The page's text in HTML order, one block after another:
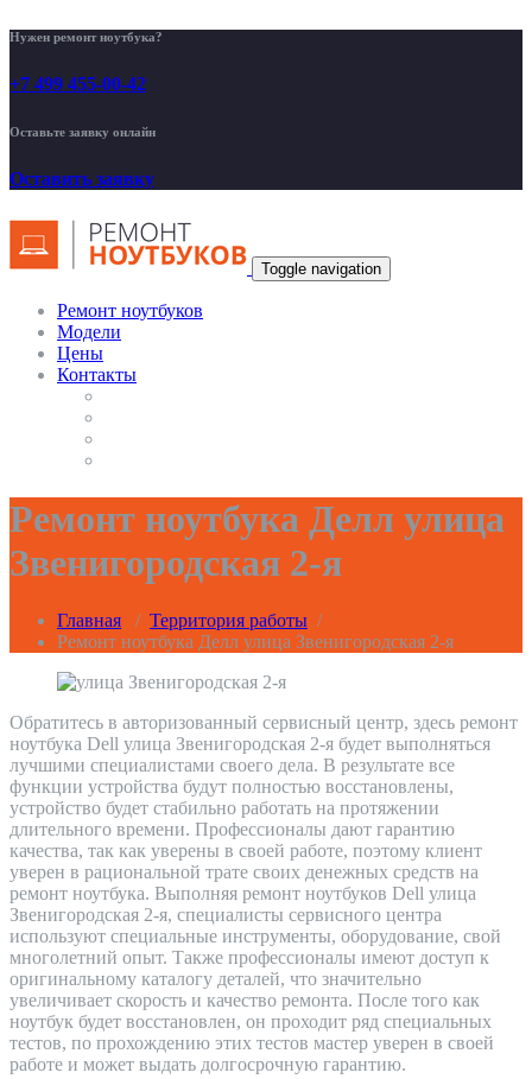
Нужен ремонт ноутбука?
+7 499 455-00-42
Оставьте заявку онлайн
Оставить заявку
Toggle navigation
Ремонт ноутбуков
Модели
Цены
Контакты
Ремонт ноутбука Делл улица
Звенигородская 2-я
Главная / Территория работы /
Ремонт ноутбука Делл улица Звенигородская 2-я
Обратитесь в авторизованный сервисный центр, здесь ремонт
ноутбука Dell улица Звенигородская 2-я будет выполняться
лучшими специалистами своего дела. В результате все
функции устройства будут полностью восстановлены,
устройство будет стабильно работать на протяжении
длительного времени. Профессионалы дают гарантию
качества, так как уверены в своей работе, поэтому клиент
уверен в рациональной трате своих денежных средств на
ремонт ноутбука. Выполняя ремонт ноутбуков Dell улица
Звенигородская 2-я, специалисты сервисного центра
используют специальные инструменты, оборудование, свой
многолетний опыт. Также профессионалы имеют доступ к
оригинальному каталогу деталей, что значительно
увеличивает скорость и качество ремонта. После того как
ноутбук будет восстановлен, он проходит ряд специальных
тестов, по прохождению этих тестов мастер уверен в своей
работе и может выдать долгосрочную гарантию.